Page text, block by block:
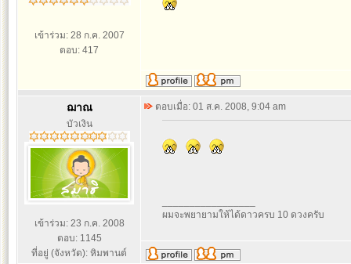
เข้าร่วม: 28 ก.ค. 2007
ตอบ: 417
ฌาณ
บัวเงิน
เข้าร่วม: 23 ก.ค. 2008
ตอบ: 1145
ที่อยู่ (จังหวัด): หิมพานต์
ตอบเมื่อ: 01 ส.ค. 2008, 9:04 am
ผมจะพยายามให้ได้ดาวครบ 10 ดวงครับ